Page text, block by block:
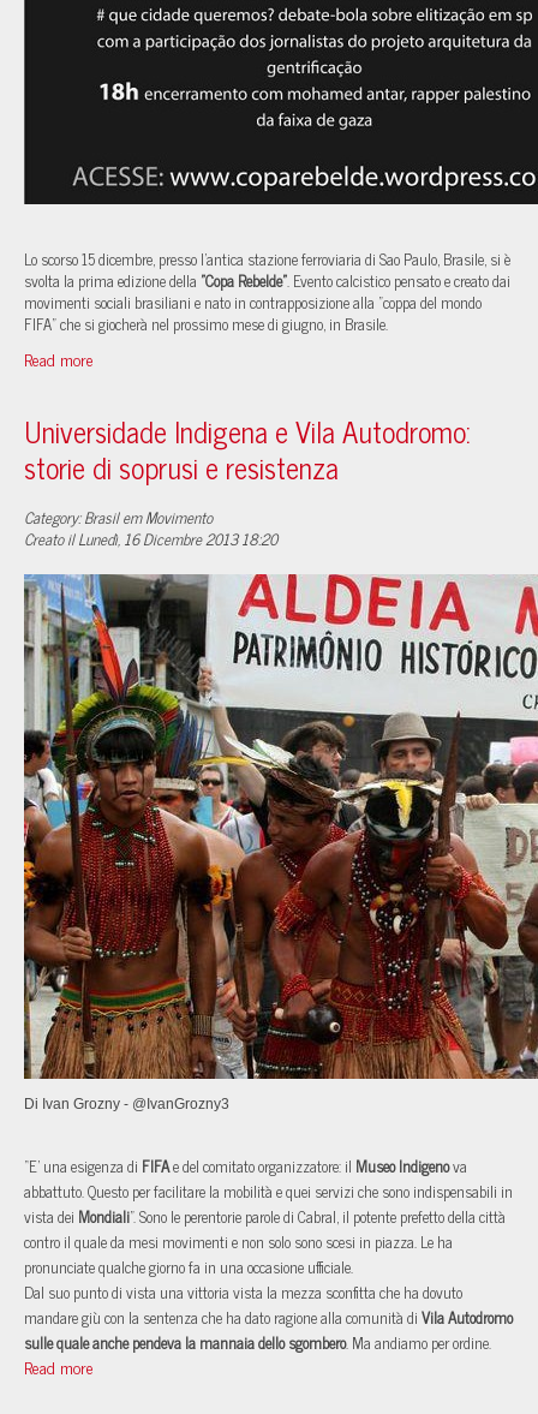
Lo scorso 15 dicembre, presso l'antica stazione ferroviaria di Sao Paulo, Brasile, si è
svolta la prima edizione della "Copa Rebelde". Evento calcistico pensato e creato dai
movimenti sociali brasiliani e nato in contrapposizione alla "coppa del mondo
FIFA" che si giocherà nel prossimo mese di giugno, in Brasile.
Read more
Universidade Indigena e Vila Autodromo:
storie di soprusi e resistenza
Category: Brasil em Movimento
Creato il Lunedì, 16 Dicembre 2013 18:20
Di Ivan Grozny - @IvanGrozny3
“E’ una esigenza di FIFAe del comitato organizzatore: il Museo Indigenova
abbattuto. Questo per facilitare la mobilità e quei servizi che sono indispensabili in
vista dei Mondiali”. Sono le perentorie parole di Cabral, il potente prefetto della città
contro il quale da mesi movimenti e non solo sono scesi in piazza. Le ha
pronunciate qualche giorno fa in una occasione ufficiale.
Dal suo punto di vista una vittoria vista la mezza sconfitta che ha dovuto
mandare giù con la sentenza che ha dato ragione alla comunità diVila Autodromo
sulle quale anche pendeva la mannaia dello sgombero. Ma andiamo per ordine.
Read more